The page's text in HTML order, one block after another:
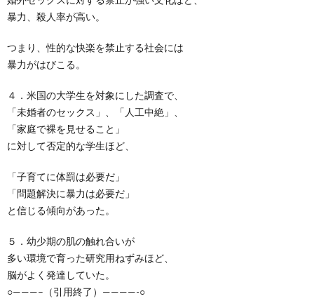
暴力、殺人率が高い。
つまり、性的な快楽を禁止する社会には
暴力がはびこる。
４．米国の大学生を対象にした調査で、
「未婚者のセックス」、「人工中絶」、
「家庭で裸を見せること」
に対して否定的な学生ほど、
「子育てに体罰は必要だ」
「問題解決に暴力は必要だ」
と信じる傾向があった。
５．幼少期の肌の触れ合いが
多い環境で育った研究用ねずみほど、
脳がよく発達していた。
○———–（引用終了）————-○